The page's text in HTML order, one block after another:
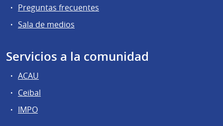
Preguntas frecuentes
Sala de medios
Servicios a la comunidad
ACAU
Ceibal
IMPO